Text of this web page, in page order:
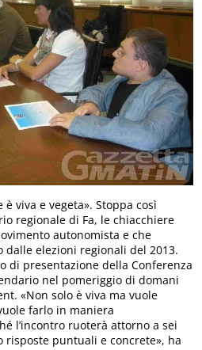
viva e vegeta». Stoppa così
regionale di Fa, le chiacchiere
autonomista e che
dalle elezioni regionali del 2013.
di presentazione della Conferenza
nel pomeriggio di domani
«Non solo è viva ma vuole
farlo in maniera
l’incontro ruoterà attorno a sei
puntuali e concrete», ha